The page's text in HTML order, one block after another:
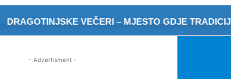
DRAGOTINJSKE VEČERI – MJESTO GDJE TRADICIJA
- Advertisment -